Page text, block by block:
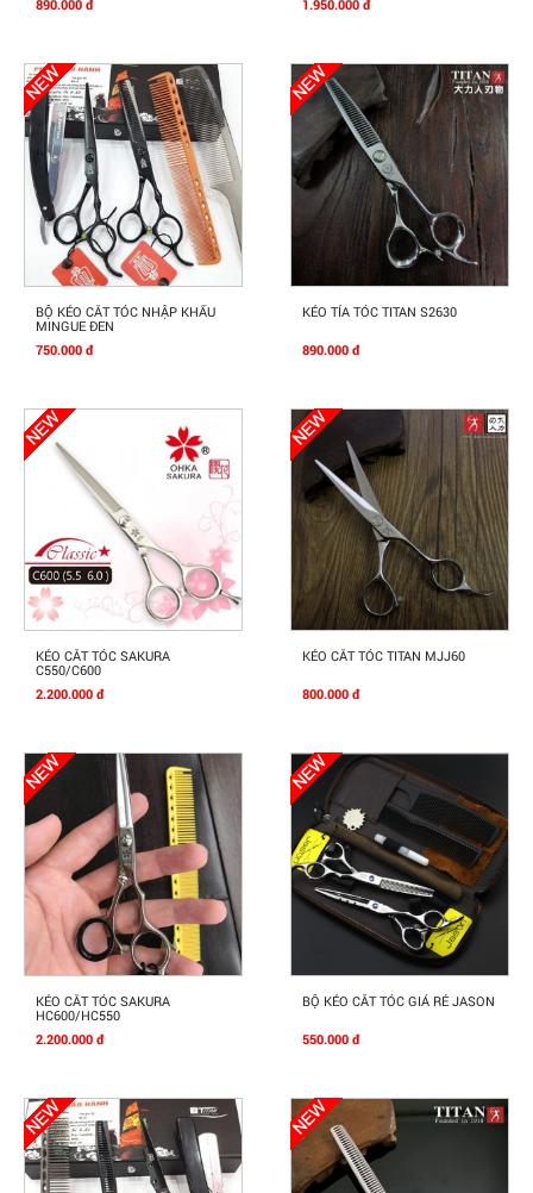
890.000 đ
1.950.000 đ
Mua Ngay
BỘ KÉO CẮT TÓC NHẬP KHẨU
MINGUE ĐEN
750.000 đ
Mua Ngay
KÉO TỈA TÓC TITAN S2630
890.000 đ
Mua Ngay
KÉO CẮT TÓC SAKURA
C550/C600
2.200.000 đ
Mua Ngay
KÉO CẮT TÓC TITAN MJJ60
800.000 đ
Mua Ngay
KÉO CẮT TÓC SAKURA
HC600/HC550
2.200.000 đ
Mua Ngay
BỘ KÉO CẮT TÓC GIÁ RẺ JASON
550.000 đ